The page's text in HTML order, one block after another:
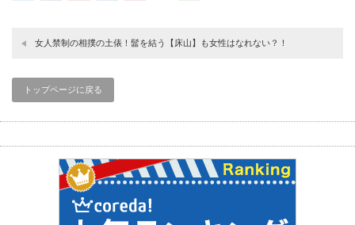
女人禁制の相撲の土俵！髷を結う【床山】も女性はなれない？！
トップページに戻る